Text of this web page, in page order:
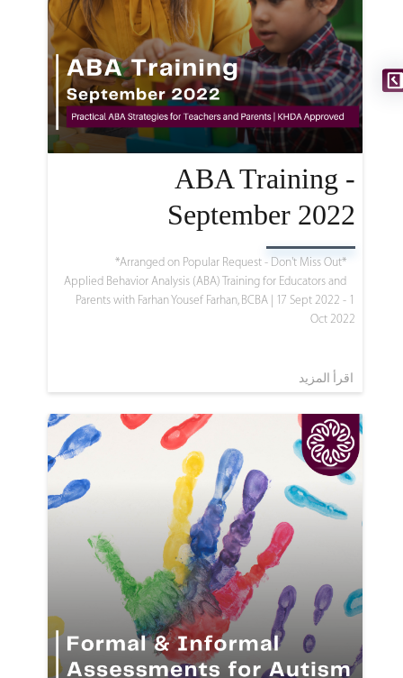
ABA Training -
September 2022
*Arranged on Popular Request - Don't Miss Out*
Applied Behavior Analysis (ABA) Training for Educators and
Parents with Farhan Yousef Farhan, BCBA |
17 Sept 2022 - 1
Oct 2022
اقرأ المزيد